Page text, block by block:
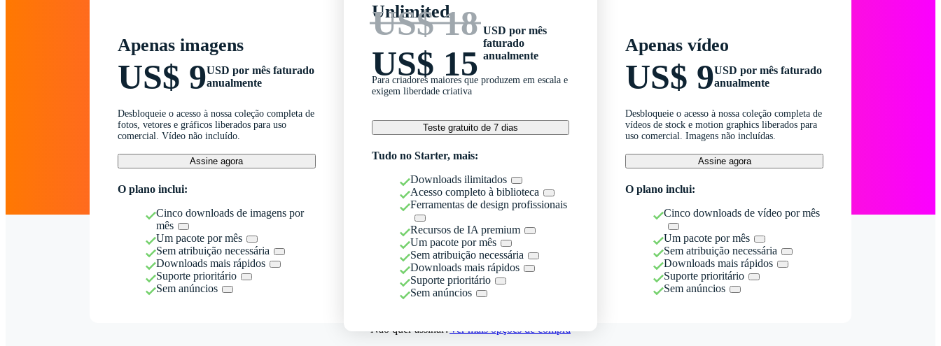
Apenas imagens
US$ 9USD por mês faturado
anualmente
Desbloqueie o acesso à nossa coleção completa de
fotos, vetores e gráficos liberados para uso
comercial. Vídeo não incluído.
Assine agora
O plano inclui:
Cinco downloads de imagens por
mês
Um pacote por mês
Sem atribuição necessária
Downloads mais rápidos
Suporte prioritário
Sem anúncios
Unlimited
US$ 18
US$ 15
USD por mês
faturado
anualmente
Para criadores maiores que produzem em escala e
exigem liberdade criativa
Teste gratuito de 7 dias
Tudo no Starter, mais:
Downloads ilimitados
Acesso completo à biblioteca
Ferramentas de design profissionais
Recursos de IA premium
Um pacote por mês
Sem atribuição necessária
Downloads mais rápidos
Suporte prioritário
Sem anúncios
Apenas vídeo
US$ 9USD por mês faturado
anualmente
Desbloqueie o acesso à nossa coleção completa de
vídeos de stock e motion graphics liberados para
uso comercial. Imagens não incluídas.
Assine agora
O plano inclui:
Cinco downloads de vídeo por mês
Um pacote por mês
Sem atribuição necessária
Downloads mais rápidos
Suporte prioritário
Sem anúncios
Não quer assinar?Ver mais opções de compra